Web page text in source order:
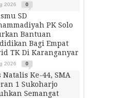
2026 0
SD
PK Solo
Bantuan
Bagi Empat
TK Di Karanganyar
2026 0
Natalis Ke-44, SMA
1 Sukoharjo
Semangat